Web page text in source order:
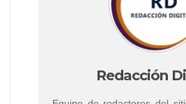
Redacción